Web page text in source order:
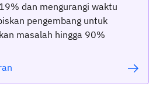
dan mengurangi waktu
pengembang untuk
masalah hingga 90%